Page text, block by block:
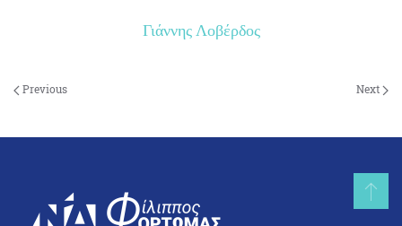
Γιάννης Λοβέρδος
Previous Next